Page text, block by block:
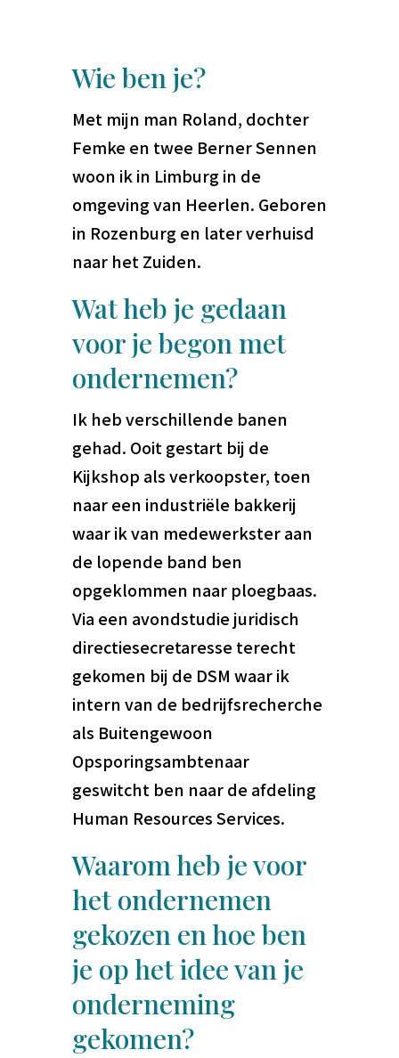
Wie ben je?
Met mijn man Roland, dochter
Femke en twee Berner Sennen
woon ik in Limburg in de
omgeving van Heerlen. Geboren
in Rozenburg en later verhuisd
naar het Zuiden.
Wat heb je gedaan
voor je begon met
ondernemen?
Ik heb verschillende banen
gehad. Ooit gestart bij de
Kijkshop als verkoopster, toen
naar een industriële bakkerij
waar ik van medewerkster aan
de lopende band ben
opgeklommen naar ploegbaas.
Via een avondstudie juridisch
directiesecretaresse terecht
gekomen bij de DSM waar ik
intern van de bedrijfsrecherche
als Buitengewoon
Opsporingsambtenaar
geswitcht ben naar de afdeling
Human Resources Services.
Waarom heb je voor
het ondernemen
gekozen en hoe ben
je op het idee van je
onderneming
gekomen?